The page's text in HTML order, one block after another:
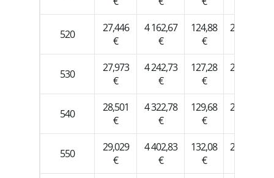
520
27,446
€
4 162,67
€
124,88
€
249,76
530
27,973
€
4 242,73
€
127,28
€
254,56
540
28,501
€
4 322,78
€
129,68
€
259,37
550
29,029
€
4 402,83
€
132,08
€
264,17